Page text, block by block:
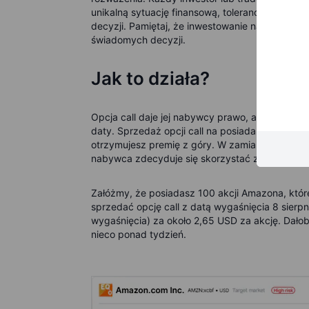
unikalną sytuację finansową, tolerancję ryzyka
decyzji. Pamiętaj, że inwestowanie na rynku
świadomych decyzji.
Jak to działa?
Opcja call daje jej nabywcy prawo, ale nie
daty. Sprzedaż opcji call na posiadane akcje
otrzymujesz premię z góry. W zamian
nabywca zdecyduje się skorzystać z opcji.
Załóżmy, że posiadasz 100 akcji Amazona,
sprzedać opcję call z datą wygaśnięcia 8
wygaśnięcia) za około 2,65 USD za akcję.
nieco ponad tydzień.